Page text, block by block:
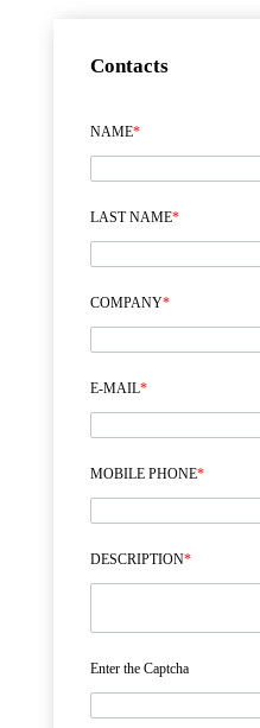
Contacts
NAME*
LAST NAME*
COMPANY*
E-MAIL*
MOBILE PHONE*
DESCRIPTION*
Enter the Captcha